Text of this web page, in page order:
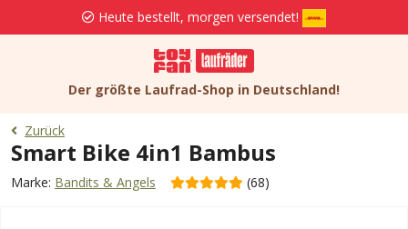
Heute bestellt, morgen versendet!
Der größte Laufrad-Shop in Deutschland!
Zurück
Smart Bike 4in1 Bambus
Marke: Bandits & Angels (68)